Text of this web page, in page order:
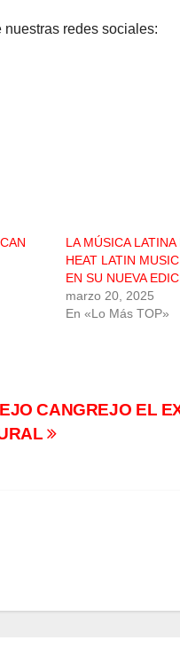
redes sociales:
LA MÚSICA
HEAT LATIN
EN SU NUEVA
marzo 20, 2025
En «Lo Más TOP»
CANGREJO EL